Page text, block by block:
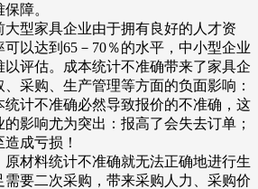
障。
型家具企业由于拥有良好的人才资
以达到65－70％的水平，中小型企业
以评估。成本统计不准确带来了家具企
采购、生产管理等方面的负面影响：
计不准确必然导致报价的不准确，这
影响尤为突出：报高了会失去订单；
成亏损！
材料统计不准确就无法正确地进行生
要二次采购，带来采购人力、采购价